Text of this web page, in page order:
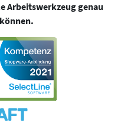
Arbeitswerkzeug genau